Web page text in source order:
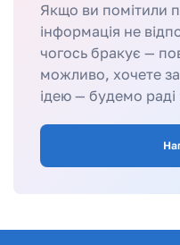
Якщо ви помітили
інформація не
чогось бракує —
можливо, хочете
ідею — будемо раді